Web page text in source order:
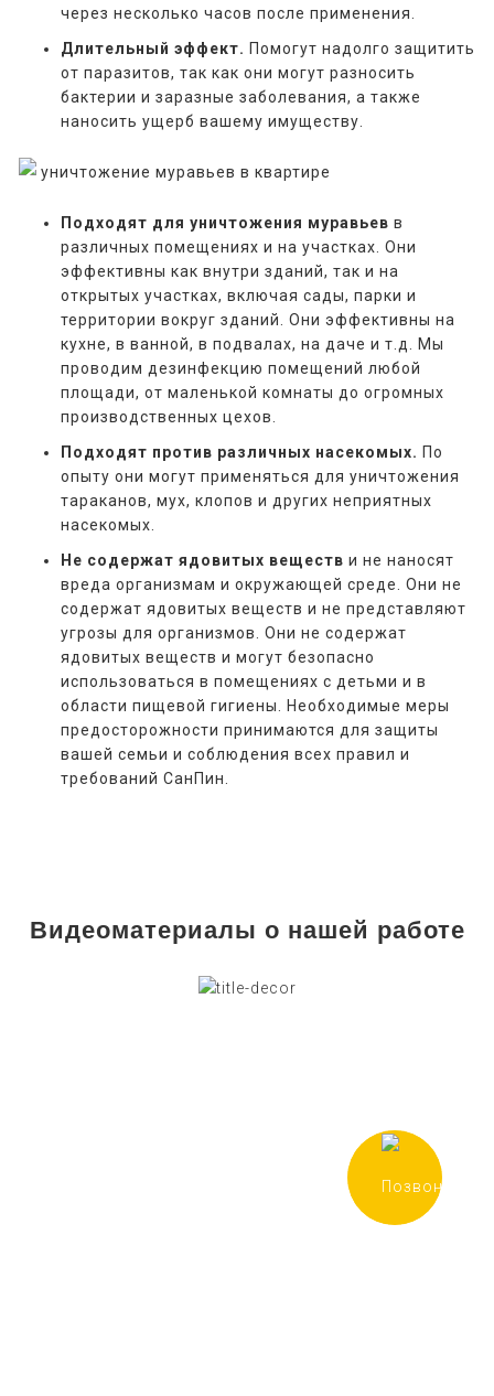
через несколько часов после применения.
Длительный эффект. Помогут надолго защитить
от паразитов, так как они могут разносить
бактерии и заразные заболевания, а также
наносить ущерб вашему имуществу.
Подходят для уничтожения муравьев в
различных помещениях и на участках. Они
эффективны как внутри зданий, так и на
открытых участках, включая сады, парки и
территории вокруг зданий. Они эффективны на
кухне, в ванной, в подвалах, на даче и т.д. Мы
проводим дезинфекцию помещений любой
площади, от маленькой комнаты до огромных
производственных цехов.
Подходят против различных насекомых. По
опыту они могут применяться для уничтожения
тараканов, мух, клопов и других неприятных
насекомых.
Не содержат ядовитых веществ и не наносят
вреда организмам и окружающей среде. Они не
содержат ядовитых веществ и не представляют
угрозы для организмов. Они не содержат
ядовитых веществ и могут безопасно
использоваться в помещениях с детьми и в
области пищевой гигиены. Необходимые меры
предосторожности принимаются для защиты
вашей семьи и соблюдения всех правил и
требований СанПин.
Видеоматериалы о нашей работе